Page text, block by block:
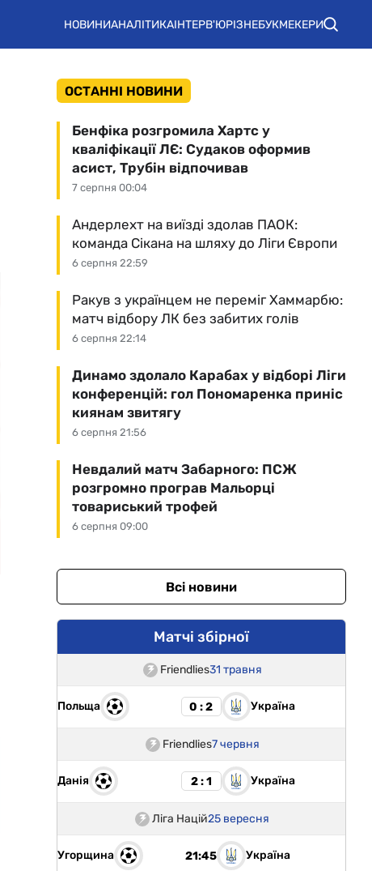
НОВИНИАНАЛІТИКАІНТЕРВ'ЮРІЗНЕБУКМЕКЕРИ
ОСТАННІ НОВИНИ
7 серпня 00:04
Бенфіка розгромила Хартс у
кваліфікації ЛЄ: Судаков оформив
асист, Трубін відпочивав
6 серпня 22:59
Андерлехт на виїзді здолав ПАОК:
команда Сікана на шляху до Ліги Європи
6 серпня 22:14
Ракув з українцем не переміг Хаммарбю:
матч відбору ЛК без забитих голів
6 серпня 21:56
Динамо здолало Карабах у відборі Ліги
конференцій: гол Пономаренка приніс
киянам звитягу
6 серпня 09:00
Невдалий матч Забарного: ПСЖ
розгромно програв Мальорці
товариський трофей
Всі новини
Матчі збірної
Friendlies31 травня
Польща 0 : 2 Україна
Friendlies7 червня
Данія 2 : 1 Україна
Ліга Націй25 вересня
Угорщина 21:45 Україна